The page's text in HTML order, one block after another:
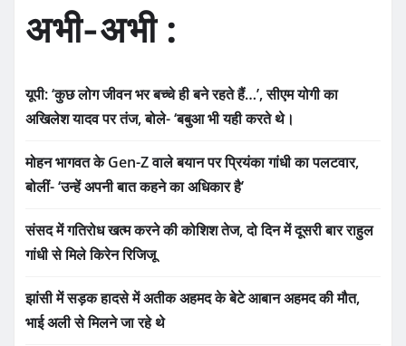
अभी-अभी :
यूपी: ‘कुछ लोग जीवन भर बच्चे ही बने रहते हैं…’, सीएम योगी का
अखिलेश यादव पर तंज, बोले- ‘बबुआ भी यही करते थे।
मोहन भागवत के Gen-Z वाले बयान पर प्रियंका गांधी का पलटवार,
बोलीं- ‘उन्हें अपनी बात कहने का अधिकार है’
संसद में गतिरोध खत्म करने की कोशिश तेज, दो दिन में दूसरी बार राहुल
गांधी से मिले किरेन रिजिजू
झांसी में सड़क हादसे में अतीक अहमद के बेटे आबान अहमद की मौत,
भाई अली से मिलने जा रहे थे